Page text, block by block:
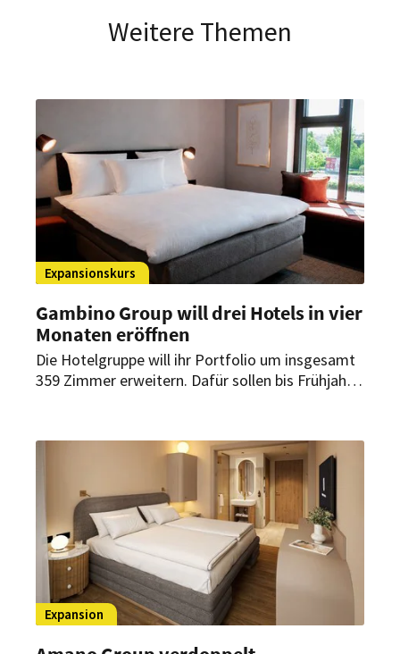
Weitere Themen
Expansionskurs
Gambino Group will drei Hotels in vier
Monaten eröffnen
Die Hotelgruppe will ihr Portfolio um insgesamt
359 Zimmer erweitern. Dafür sollen bis Frühjahr
Unternehmens kommen dabei zum Einsatz.
Expansion